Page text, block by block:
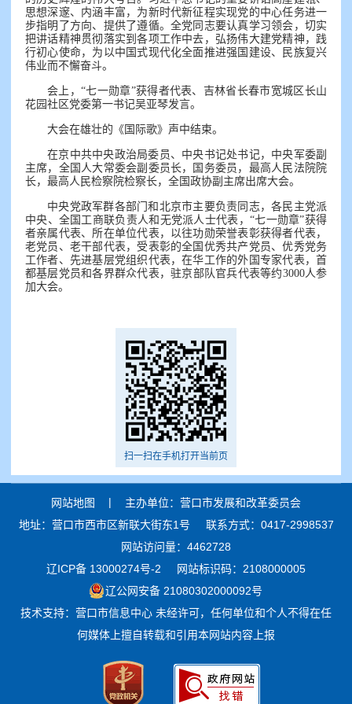
思想深邃、内涵丰富，为新时代新征程实现党的中心任务进一
步指明了方向、提供了遵循。全党同志要认真学习领会，切实
把讲话精神贯彻落实到各项工作中去，弘扬伟大建党精神，践
行初心使命，为以中国式现代化全面推进强国建设、民族复兴
伟业而不懈奋斗。
会上，“七一勋章”获得者代表、吉林省长春市宽城区长山
花园社区党委第一书记吴亚琴发言。
大会在雄壮的《国际歌》声中结束。
在京中共中央政治局委员、中央书记处书记，中央军委副
主席，全国人大常委会副委员长，国务委员，最高人民法院院
长，最高人民检察院检察长，全国政协副主席出席大会。
中央党政军群各部门和北京市主要负责同志，各民主党派
中央、全国工商联负责人和无党派人士代表，“七一勋章”获得
者亲属代表、所在单位代表，以往功勋荣誉表彰获得者代表，
老党员、老干部代表，受表彰的全国优秀共产党员、优秀党务
工作者、先进基层党组织代表，在华工作的外国专家代表，首
都基层党员和各界群众代表，驻京部队官兵代表等约3000人参
加大会。
扫一扫在手机打开当前页
网站地图 |
主办单位：营口市发展和改革委员会
地址：营口市西市区新联大街东1号
联系方式：0417-2998537
网站访问量：4462728
辽ICP备 13000274号-2
网站标识码：2108000005
辽公网安备 21080302000092号
技术支持：营口市信息中心 未经许可，任何单位和个人不得在任
何媒体上擅自转载和引用本网站内容上报